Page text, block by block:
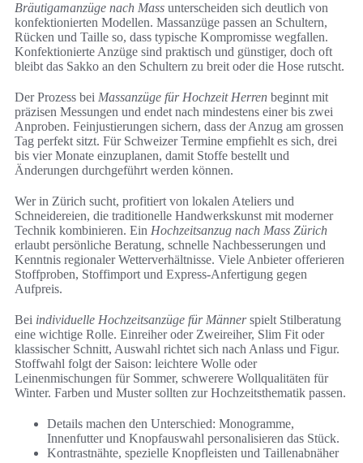
Bräutigamanzüge nach Mass unterscheiden sich deutlich von
konfektionierten Modellen. Massanzüge passen an Schultern,
Rücken und Taille so, dass typische Kompromisse wegfallen.
Konfektionierte Anzüge sind praktisch und günstiger, doch oft
bleibt das Sakko an den Schultern zu breit oder die Hose rutscht.
Der Prozess bei Massanzüge für Hochzeit Herren beginnt mit
präzisen Messungen und endet nach mindestens einer bis zwei
Anproben. Feinjustierungen sichern, dass der Anzug am grossen
Tag perfekt sitzt. Für Schweizer Termine empfiehlt es sich, drei
bis vier Monate einzuplanen, damit Stoffe bestellt und
Änderungen durchgeführt werden können.
Wer in Zürich sucht, profitiert von lokalen Ateliers und
Schneidereien, die traditionelle Handwerkskunst mit moderner
Technik kombinieren. Ein Hochzeitsanzug nach Mass Zürich
erlaubt persönliche Beratung, schnelle Nachbesserungen und
Kenntnis regionaler Wetterverhältnisse. Viele Anbieter offerieren
Stoffproben, Stoffimport und Express-Anfertigung gegen
Aufpreis.
Bei individuelle Hochzeitsanzüge für Männerspielt Stilberatung
eine wichtige Rolle. Einreiher oder Zweireiher, Slim Fit oder
klassischer Schnitt, Auswahl richtet sich nach Anlass und Figur.
Stoffwahl folgt der Saison: leichtere Wolle oder
Leinenmischungen für Sommer, schwerere Wollqualitäten für
Winter. Farben und Muster sollten zur Hochzeitsthematik passen.
Details machen den Unterschied: Monogramme,
Innenfutter und Knopfauswahl personalisieren das Stück.
Kontrastnähte, spezielle Knopfleisten und Taillenabnäher